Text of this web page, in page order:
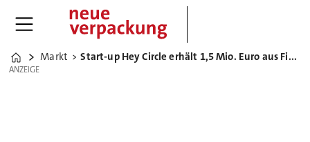
Home
Markt Start-up Hey Circle erhält 1,5 Mio. Euro aus Finanzierungsrunde
ANZEIGE
ANZEIGE